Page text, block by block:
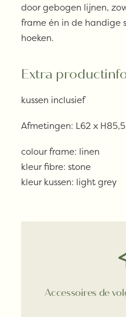
door gebogen lijnen,
frame én in de handige
hoeken.
Extra
kussen inclusief
Afmetingen: L62 x H85,5
colour frame: linen
kleur fibre: stone
kleur kussen: light grey
Accessoires de